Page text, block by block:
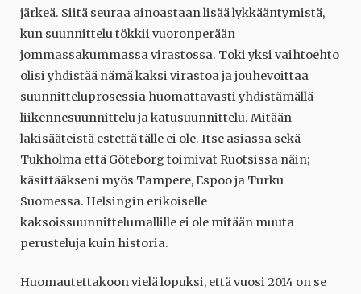
järkeä. Siitä seuraa ainoastaan lisää lykkääntymistä,
kun suunnittelu tökkii vuoronperään
jommassakummassa virastossa. Toki yksi vaihtoehto
olisi yhdistää nämä kaksi virastoa ja jouhevoittaa
suunnitteluprosessia huomattavasti yhdistämällä
liikennesuunnittelu ja katusuunnittelu. Mitään
lakisääteistä estettä tälle ei ole. Itse asiassa sekä
Tukholma että Göteborg toimivat Ruotsissa näin;
käsittääkseni myös Tampere, Espoo ja Turku
Suomessa. Helsingin erikoiselle
kaksoissuunnittelumallille ei ole mitään muuta
perusteluja kuin historia.
Huomautettakoon vielä lopuksi, että vuosi 2014 on se